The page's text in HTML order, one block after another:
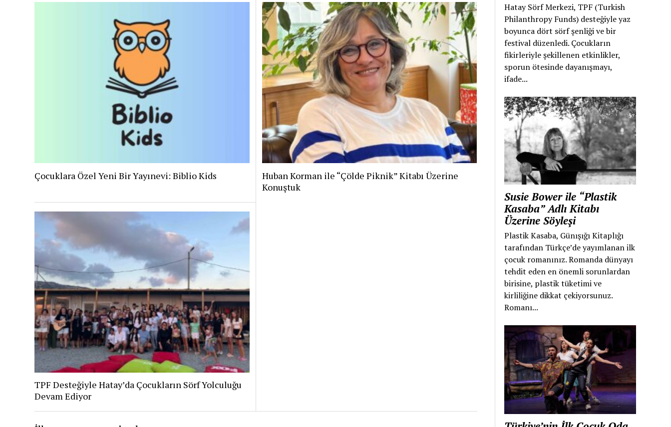
Çocuklara Özel Yeni Bir Yayınevi: Biblio Kids
Huban Korman ile “Çölde Piknik” Kitabı Üzerine
Konuştuk
TPF Desteğiyle Hatay’da Çocukların Sörf Yolculuğu
Devam Ediyor
Hatay Sörf Merkezi, TPF (Turkish
Philanthropy Funds) desteğiyle yaz
boyunca dört sörf şenliği ve bir
festival düzenledi. Çocukların
fikirleriyle şekillenen etkinlikler,
sporun ötesinde dayanışmayı,
ifade...
Susie Bower ile “Plastik
Kasaba” Adlı Kitabı
Üzerine Söyleşi
Plastik Kasaba, Günışığı Kitaplığı
tarafından Türkçe’de yayımlanan ilk
çocuk romanınız. Romanda dünyayı
tehdit eden en önemli sorunlardan
birisine, plastik tüketimi ve
kirliliğine dikkat çekiyorsunuz.
Romanı...